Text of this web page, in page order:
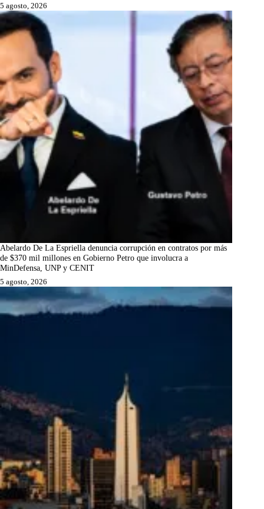
5 agosto, 2026
Abelardo De La Espriella denuncia corrupción en contratos por más
de $370 mil millones en Gobierno Petro que involucra a
MinDefensa, UNP y CENIT
5 agosto, 2026